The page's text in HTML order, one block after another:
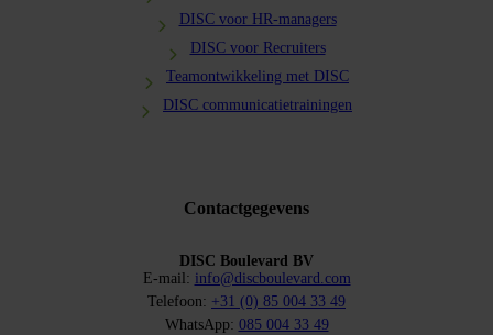
DISC voor HR-managers
DISC voor Recruiters
Teamontwikkeling met DISC
DISC communicatietrainingen
Contactgegevens
DISC Boulevard BV
E-mail: info@discboulevard.com
Telefoon: +31 (0) 85 004 33 49
WhatsApp: 085 004 33 49